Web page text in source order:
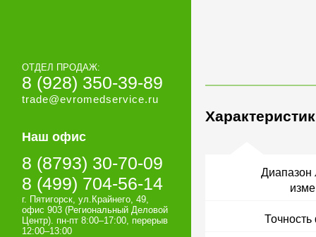
ОТДЕЛ ПРОДАЖ:
8 (928) 350-39-89
trade@evromedservice.ru
Наш офис
8 (8793) 30-70-09
8 (499) 704-56-14
г. Пятигорск, ул.Крайнего, 49,
офис 903 (Региональный Деловой
Центр). пн-пт 8:00–17:00, перерыв
12:00–13:00
Диапазон